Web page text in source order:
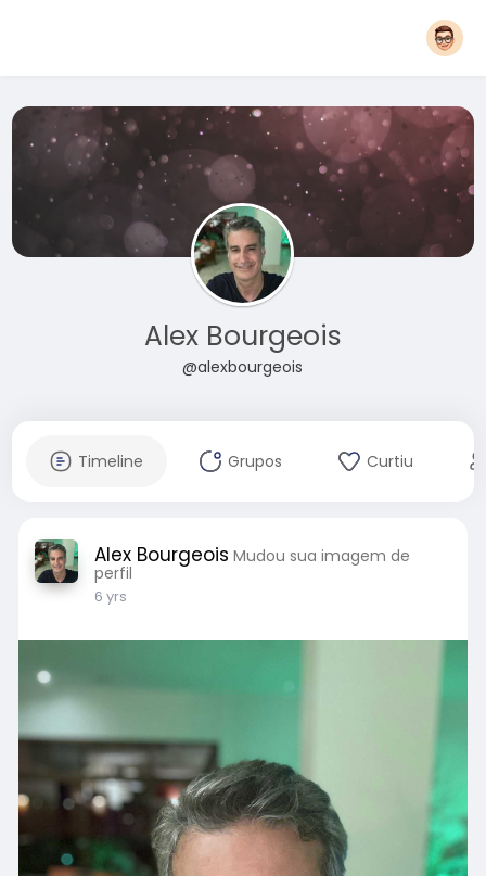
Alex Bourgeois
@alexbourgeois
Timeline Grupos Curtiu
Alex Bourgeois Mudou sua imagem de
perfil
6 yrs